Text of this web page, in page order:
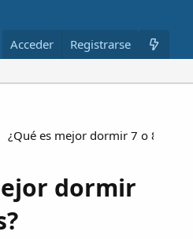
Nuevo Miembros
Acceder Registrarse
¿Qué es mejor dormir 7 o 8
dormir